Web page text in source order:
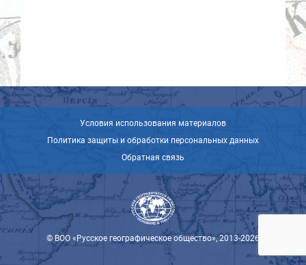
Условия использования материалов
Политика защиты и обработки персональных данных
Обратная связь
© ВОО «Русское географическое общество», 2013-2026